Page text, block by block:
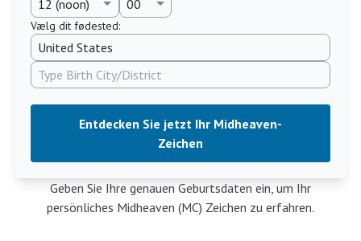
Vælg dit fødested:
Entdecken Sie jetzt Ihr Midheaven-
Zeichen
Geben Sie Ihre genauen Geburtsdaten ein, um Ihr
persönliches Midheaven (MC) Zeichen zu erfahren.